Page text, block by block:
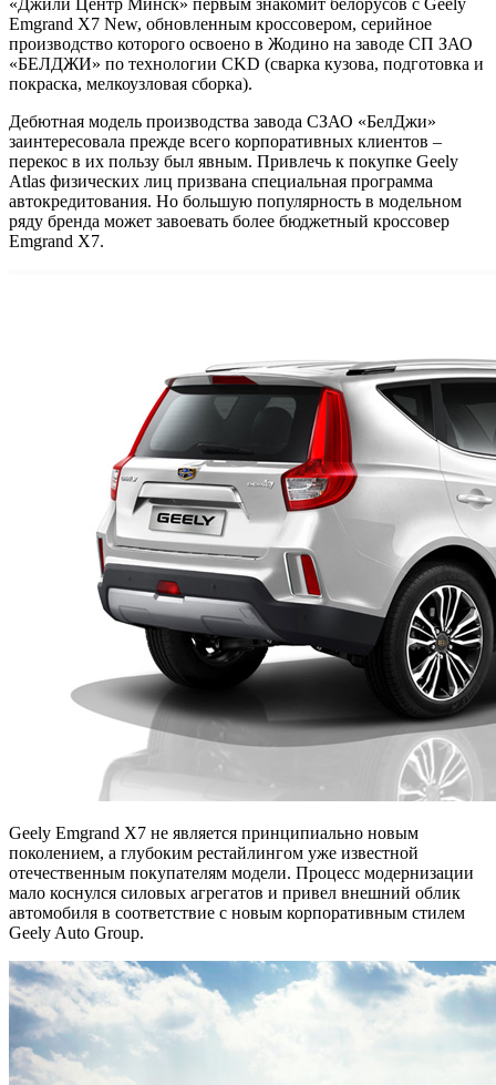
«Джили Центр Минск» первым знакомит белорусов с Geely
Emgrand X7 New, обновленным кроcсовером, серийное
производство которого освоено в Жодино на заводе СП ЗАО
«БЕЛДЖИ» по технологии CKD (сварка кузова, подготовка и
покраска, мелкоузловая сборка).
Дебютная модель производства завода СЗАО «БелДжи»
заинтересовала прежде всего корпоративных клиентов –
перекос в их пользу был явным. Привлечь к покупке Geely
Atlas физических лиц призвана специальная программа
автокредитования. Но большую популярность в модельном
ряду бренда может завоевать более бюджетный кроссовер
Emgrand X7.
Geely Emgrand X7 не является принципиально новым
поколением, а глубоким рестайлингом уже известной
отечественным покупателям модели. Процесс модернизации
мало коснулся силовых агрегатов и привел внешний облик
автомобиля в соответствие с новым корпоративным стилем
Geely Auto Group.